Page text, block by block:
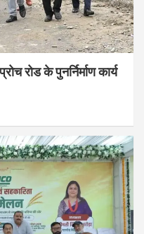
रोड के पुनर्निर्माण कार्य